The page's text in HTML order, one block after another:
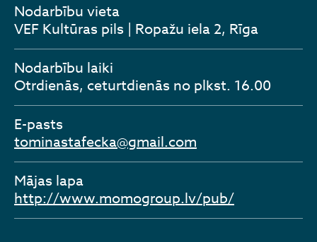
Nodarbību vieta
VEF Kultūras pils | Ropažu iela 2, Rīga
Nodarbību laiki
Otrdienās, ceturtdienās no plkst. 16.00
E-pasts
tominastafecka@gmail.com
Mājas lapa
http://www.momogroup.lv/pub/